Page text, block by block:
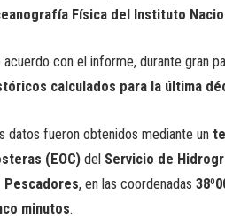
Física del Instituto
acuerdo con el informe, durante gran
calculados para la última
datos fueron obtenidos mediante un
(EOC) del Servicio de
Pescadores, en las coordenadas
minutos.